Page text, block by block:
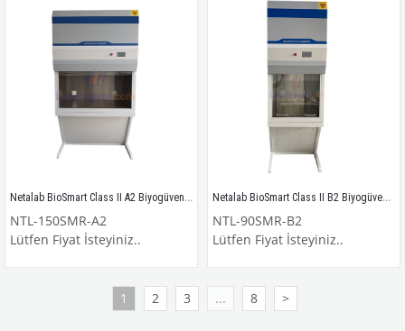
Netalab BioSmart Class II A2 Biyogüvenlik Kabini DIN EN12469 / NTL-150SMR-A2
NTL-150SMR-A2
Lütfen Fiyat İsteyiniz..
Netalab BioSmart Class II B2 Biyogüvenlik Kabini DIN EN12469 / NTL-90SMR-B2
NTL-90SMR-B2
Lütfen Fiyat İsteyiniz..
1 2 3 ... 8 >